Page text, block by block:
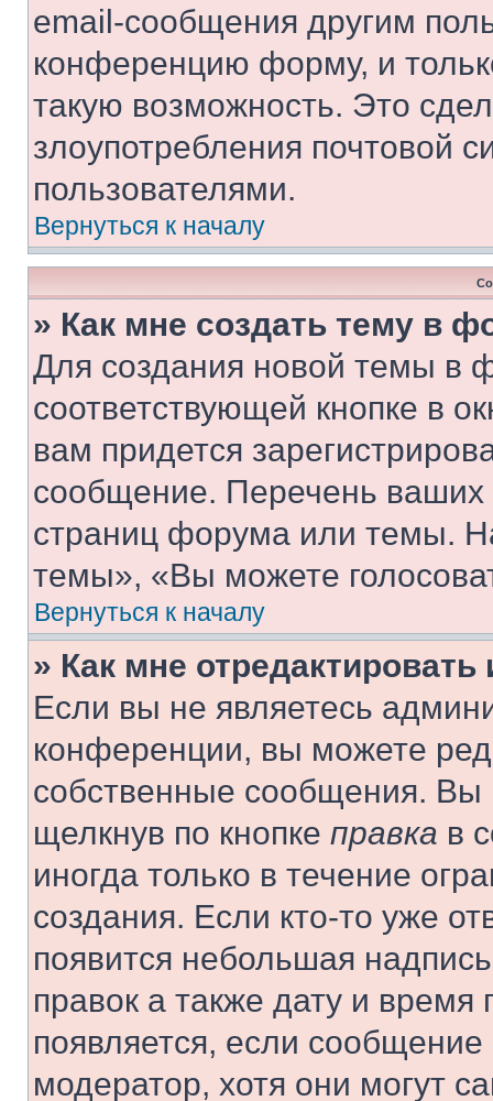
email-сообщения другим
конференцию форму, и
такую возможность. Это
злоупотребления почтовой
пользователями.
Вернуться к началу
» Как мне создать тему в
Для создания новой темы в
соответствующей кнопке в
вам придется
сообщение. Перечень ваших
страниц форума или темы.
темы», «Вы можете
Вернуться к началу
» Как мне
Если вы не являетесь
конференции, вы можете
собственные сообщения. Вы
щелкнув по кнопке правка в
иногда только в течение
создания. Если кто-то уже
появится небольшая
правок а также дату и
появляется, если
модератор, хотя они могут